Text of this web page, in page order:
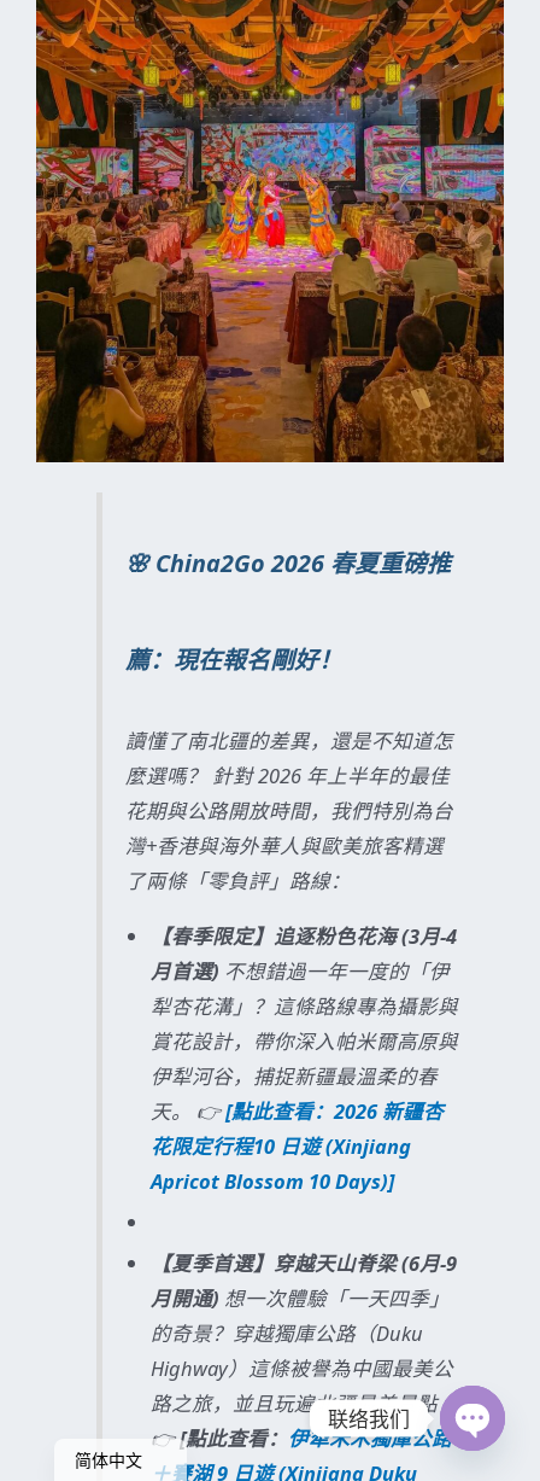
🌸 China2Go 2026 春夏重磅推
薦：現在報名剛好！
讀懂了南北疆的差異，還是不知道怎
麼選嗎？ 針對 2026 年上半年的最佳
花期與公路開放時間，我們特別為台
灣+香港與海外華人與歐美旅客精選
了兩條「零負評」路線：
【春季限定】追逐粉色花海 (3月-4
月首選) 不想錯過一年一度的「伊
犁杏花溝」？這條路線專為攝影與
賞花設計，帶你深入帕米爾高原與
伊犁河谷，捕捉新疆最溫柔的春
天。 👉[點此查看：2026 新疆杏
花限定行程10 日遊 (Xinjiang
Apricot Blossom 10 Days)]
【夏季首選】穿越天山脊梁 (6月-9
月開通) 想一次體驗「一天四季」
的奇景？穿越獨庫公路（Duku
Highway）這條被譽為中國最美公
路之旅，並且玩遍北疆最美景點
👉[點此查看： 伊犁禾木獨庫公路
＋賽湖 9 日遊 (Xinjiang Duku
简体中文
联络我们
Open